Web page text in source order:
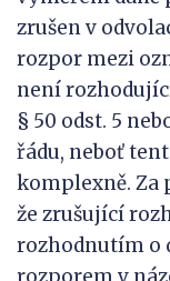
zrušen v
rozpor mezi
není
§ 50 odst. 5
řádu, neboť
komplexně. Za
že zrušující
rozhodnutím o